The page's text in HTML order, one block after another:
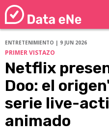
ENTRETENIMIENTO | 9 JUN 2026
PRIMER VISTAZO
Netflix
Doo: el
serie live-
animado